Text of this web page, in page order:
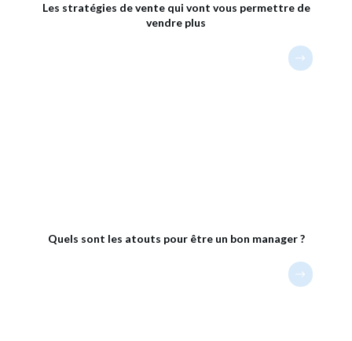
Les stratégies de vente qui vont vous permettre de
vendre plus
Quels sont les atouts pour être un bon manager ?